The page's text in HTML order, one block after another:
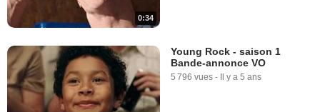
0:34
Young Rock - saison 1
Bande-annonce VO
5 796 vues - Il y a 5 ans